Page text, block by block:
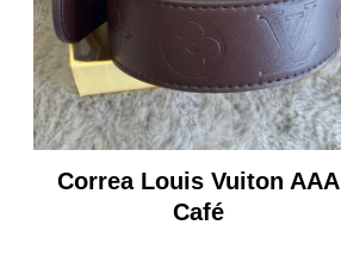
Correa Louis Vuiton AAA
Café